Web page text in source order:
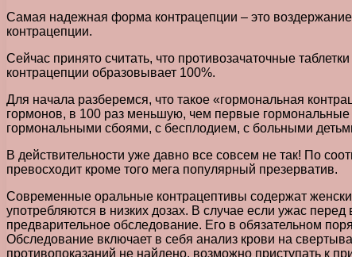
Самая надежная форма контрацепции – это
контрацепции.
Сейчас принято считать, что противозачаточные
контрацепции образовывает 100%.
Для начала разберемся, что такое «гормональная
гормонов, в 100 раз меньшую, чем первые
гормональными сбоями, с бесплодием, с больными
В действительности уже давно все совсем не так! По
превосходит кроме того мега популярный презерватив.
Современные оральные контрацептивы содержат
употребляются в низких дозах. В случае если ужас
предварительное обследование. Его в обязательном
Обследование включает в себя анализ крови на
противопоказаний не найдено, возможно приступать к